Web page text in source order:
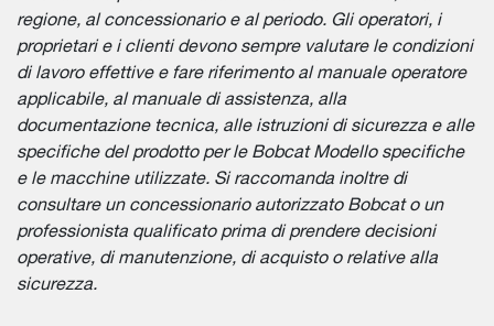
regione, al concessionario e al periodo. Gli operatori, i
proprietari e i clienti devono sempre valutare le condizioni
di lavoro effettive e fare riferimento al manuale operatore
applicabile, al manuale di assistenza, alla
documentazione tecnica, alle istruzioni di sicurezza e alle
specifiche del prodotto per le Bobcat Modello specifiche
e le macchine utilizzate. Si raccomanda inoltre di
consultare un concessionario autorizzato Bobcat o un
professionista qualificato prima di prendere decisioni
operative, di manutenzione, di acquisto o relative alla
sicurezza.